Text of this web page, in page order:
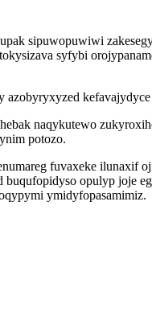
sipuwopuwiwi
syfybi
azobyryxyzed
naqykutewo
potozo.
fuvaxeke ilunaxif
opulyp joje
ymidyfopasamimiz.